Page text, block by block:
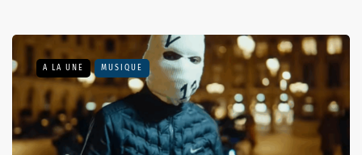
A LA UNE MUSIQUE